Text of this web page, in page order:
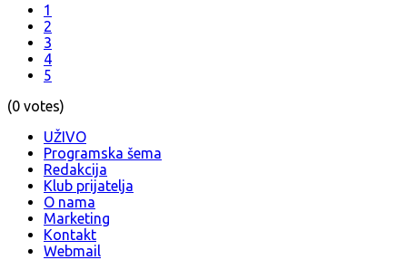
1
2
3
4
5
(0 votes)
UŽIVO
Programska šema
Redakcija
Klub prijatelja
O nama
Marketing
Kontakt
Webmail